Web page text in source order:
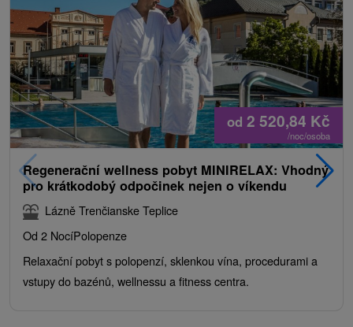
od 2 520,84 Kč
/noc/osoba
Regenerační wellness pobyt MINIRELAX: Vhodný
pro krátkodobý odpočinek nejen o víkendu
Lázně Trenčianske Teplice
Od 2 NocíPolopenze
Relaxační pobyt s polopenzí, sklenkou vína, procedurami a
vstupy do bazénů, wellnessu a fitness centra.